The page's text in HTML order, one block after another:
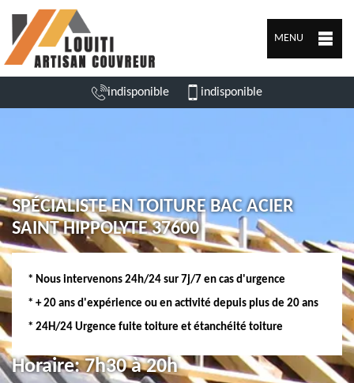
MENU
indisponible indisponible
SPÉCIALISTE EN TOITURE BAC ACIER
SAINT HIPPOLYTE 37600
* Nous intervenons 24h/24 sur 7j/7 en cas d'urgence
* + 20 ans d'expérience ou en activité depuis plus de 20 ans
* 24H/24 Urgence fuite toiture et étanchéité toiture
Horaire:7h30 à 20h